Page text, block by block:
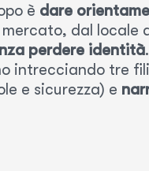
è dare
mercato, dal locale
perdere identità.
intrecciando tre
e sicurezza) e